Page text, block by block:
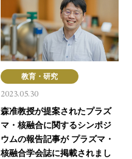
教育・研究
2023.05.30
森准教授が提案されたプラズ
マ・核融合に関するシンポジ
ウムの報告記事が プラズマ・
核融合学会誌に掲載されまし